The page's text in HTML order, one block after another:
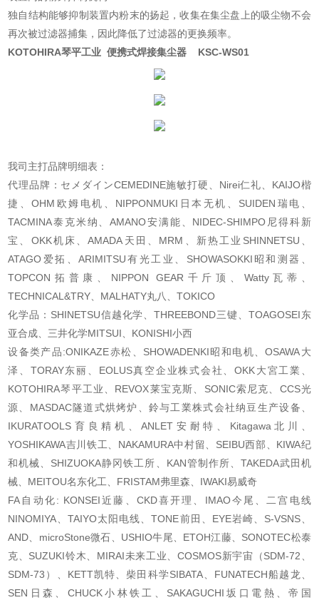
独自结构能够抑制装置内粉末的扬起，收集在集尘盘上的吸尘物不会
再次被过滤器捕集，因此降低了过滤器的更换频率。
KOTOHIRA琴平工业 便携式焊接集尘器 KSC-WS01
我司主打品牌明细表：
代理品牌：セメダインCEMEDINE施敏打硬、Nirei仁礼、KAIJO楷
捷、OHM欧姆电机、NIPPONMUKI日本无机、SUIDEN瑞电、
TACMINA泰克米纳、AMANO安满能、NIDEC-SHIMPO尼得科新
宝、OKK机床、AMADA天田、MRM、新热工业SHINNETSU、
ATAGO爱拓、ARIMITSU有光工业、SHOWASOKKI昭和测器、
TOPCON拓普康、NIPPON GEAR千斤顶、Watty瓦蒂、
TECHNICAL&TRY、MALHATY丸八、TOKICO
化学品：SHINETSU信越化学、THREEBOND三键、TOAGOSEI东
亚合成、三井化学MITSUI、KONISHI小西
设备类产品:ONIKAZE赤松、SHOWADENKI昭和电机、OSAWA大
泽、TORAY东丽、EOLUS真空企业株式会社、OKK大宮工業、
KOTOHIRA琴平工业、REVOX莱宝克斯、SONIC索尼克、CCS光
源、MASDAC隧道式烘烤炉、鈴与工業株式会社纳豆生产设备、
IKURATOOLS育良精机、ANLET安耐特、Kitagawa北川、
YOSHIKAWA吉川铁工、NAKAMURA中村留、SEIBU西部、KIWA纪
和机械、SHIZUOKA静冈铁工所、KAN管制作所、TAKEDA武田机
械、MEITOU名东化工、FRISTAM弗里森、IWAKI易威奇
FA自动化: KONSEI近藤、CKD喜开理、IMAO今尾、二宫电线
NINOMIYA、TAIYO太阳电线、TONE前田、EYE岩崎、S-VSNS、
AND、microStone微石、USHIO牛尾、ETOH江藤、SONOTEC松泰
克、SUZUKI铃木、MIRAI未来工业、COSMOS新宇宙（SDM-72、
SDM-73）、KETT凯特、柴田科学SIBATA、FUNATECH船越龙、
SEN日森、CHUCK小林铁工、SAKAGUCHI坂口電熱、帝国